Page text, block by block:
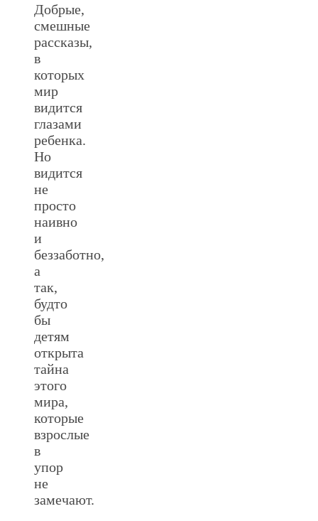
Добрые,
смешные
рассказы,
в
которых
мир
видится
глазами
ребенка.
Но
видится
не
просто
наивно
и
беззаботно,
а
так,
будто
бы
детям
открыта
тайна
этого
мира,
которые
взрослые
в
упор
не
замечают.